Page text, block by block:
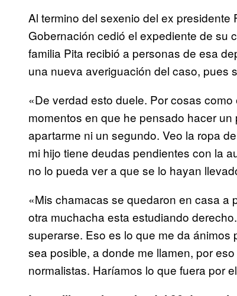
Al termino del sexenio del ex
Gobernación cedió el expediente de su
familia Pita recibió a personas de esa
una nueva averiguación del caso, pues
«De verdad esto duele. Por cosas
momentos en que he pensado hacer
apartarme ni un segundo. Veo la ropa
mi hijo tiene deudas pendientes con la
no lo pueda ver a que se lo hayan
«Mis chamacas se quedaron en casa a
otra muchacha esta estudiando
superarse. Eso es lo que me da
sea posible, a donde me llamen, por
normalistas. Haríamos lo que fuera por